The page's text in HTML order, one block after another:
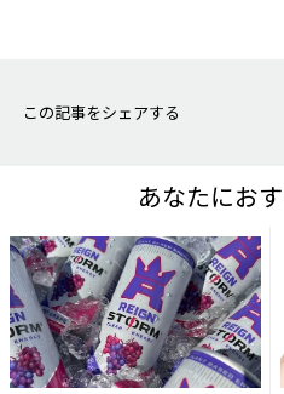
この記事をシェアする
あなたにお